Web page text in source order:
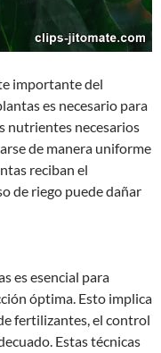
importante del
es necesario para
nutrientes necesarios
de manera uniforme
reciban el
de riego puede dañar
es esencial para
óptima. Esto implica
fertilizantes, el control
Estas técnicas